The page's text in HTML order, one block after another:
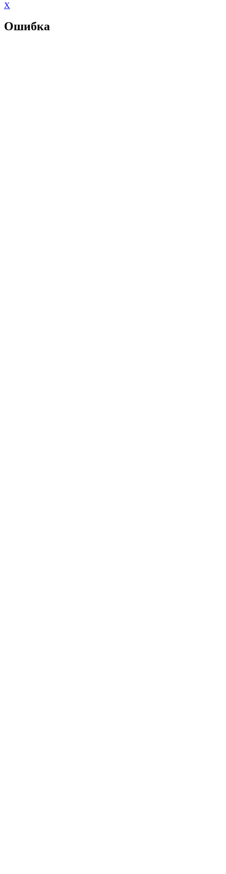
X
Ошибка